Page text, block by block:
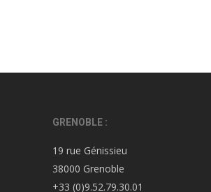
GRENOBLE :
19 rue Génissieu
38000 Grenoble
+33 (0)9.52.79.30.01